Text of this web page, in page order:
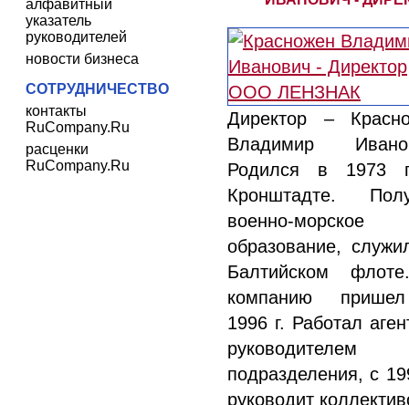
алфавитный
указатель
руководителей
новости бизнеса
СОТРУДНИЧЕСТВО
контакты
RuCompany.Ru
расценки
RuCompany.Ru
Директор –
Владимир
Родился в 1973
Кронштадте.
военно-морское
образование,
Балтийском
компанию
1996 г. Работал
руководителем
подразделения, с
руководит